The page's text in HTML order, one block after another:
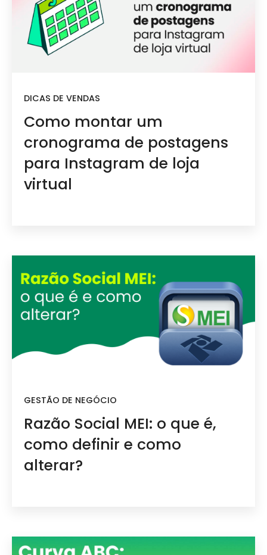
DICAS DE VENDAS
Como montar um
cronograma de postagens
para Instagram de loja
virtual
GESTÃO DE NEGÓCIO
Razão Social MEI: o que é,
como definir e como
alterar?